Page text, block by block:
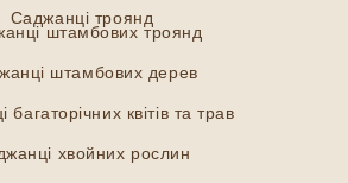
Саджанці троянд
штамбових троянд
штамбових дерев
багаторічних квітів та трав
хвойних рослин